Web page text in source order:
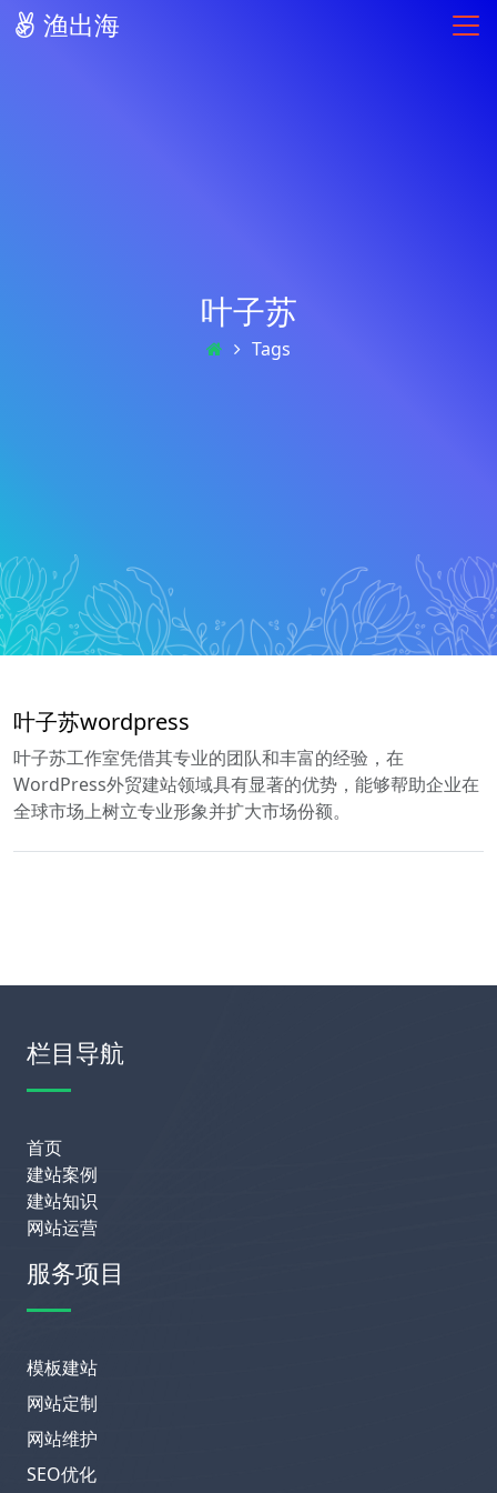
渔出海
叶子苏
Tags
叶子苏wordpress
叶子苏工作室凭借其专业的团队和丰富的经验，在
WordPress外贸建站领域具有显著的优势，能够帮助企业在
全球市场上树立专业形象并扩大市场份额。
栏目导航
首页
建站案例
建站知识
网站运营
服务项目
模板建站
网站定制
网站维护
SEO优化